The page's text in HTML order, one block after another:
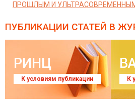
ПРОШЛЫМ И
ПУБЛИКАЦИИ СТАТЕЙ В
РИНЦ
К условиям публикации К